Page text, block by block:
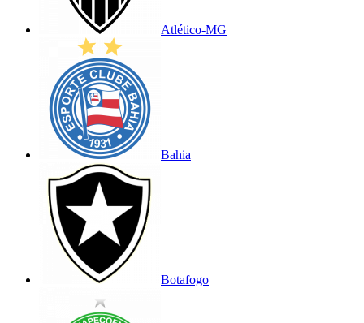
Atlético-MG
Bahia
Botafogo